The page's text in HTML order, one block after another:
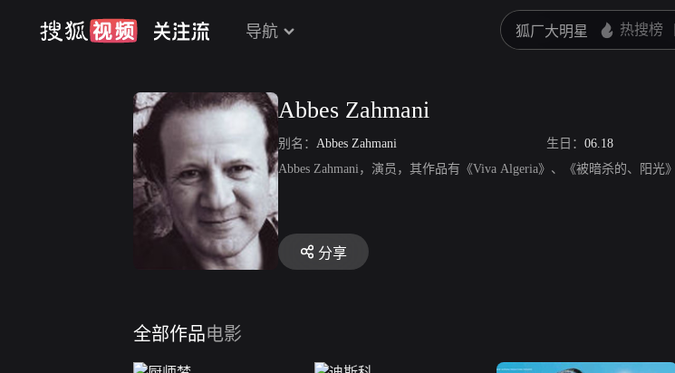
导航
Abbes Zahmani
别名： Abbes Zahmani 生日： 06.18
Abbes Zahmani，演员，其作品有《Viva Algeria》、《被暗杀的、阳光》
分享
全部作品电影